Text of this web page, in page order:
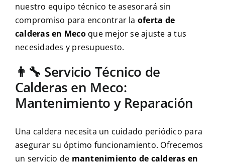
nuestro equipo técnico te asesorará sin
compromiso para encontrar la oferta de
calderas en Mecoque mejor se ajuste a tus
necesidades y presupuesto.
👨‍🔧 Servicio Técnico de
Calderas en Meco:
Mantenimiento y Reparación
Una caldera necesita un cuidado periódico para
asegurar su óptimo funcionamiento. Ofrecemos
un servicio de mantenimiento de calderas en